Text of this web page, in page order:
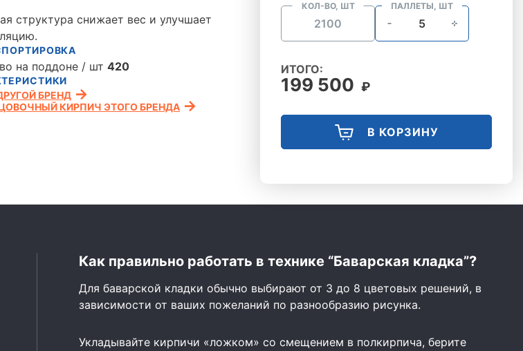
структура снижает вес и улучшает
на поддоне / шт 420
БРЕНД
КИРПИЧ ЭТОГО БРЕНДА
КОЛ-ВО, ШТ ПАЛЛЕТЫ, ШТ
ИТОГО:
199 500 ₽
В КОРЗИНУ
Как правильно работать в технике “Баварская кладка”?
Для баварской кладки обычно выбирают от 3 до 8 цветовых решений, в
зависимости от ваших пожеланий по разнообразию рисунка.
Укладывайте кирпичи «ложком» со смещением в полкирпича, берите